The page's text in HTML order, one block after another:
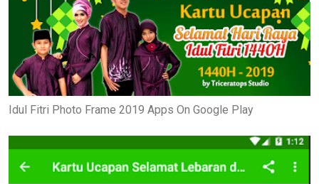
Idul Fitri Photo Frame 2019 Apps On Google Play